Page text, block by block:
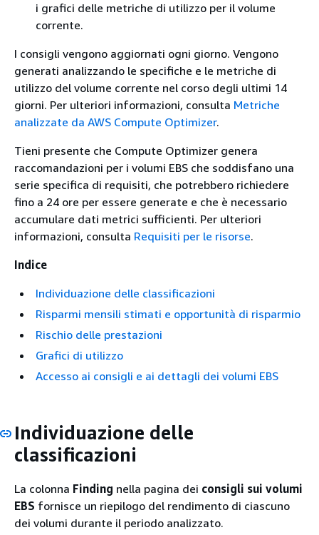
i grafici delle metriche di utilizzo per il volume
corrente.
I consigli vengono aggiornati ogni giorno. Vengono
generati analizzando le specifiche e le metriche di
utilizzo del volume corrente nel corso degli ultimi 14
giorni. Per ulteriori informazioni, consulta Metriche
analizzate da AWS Compute Optimizer.
Tieni presente che Compute Optimizer genera
raccomandazioni per i volumi EBS che soddisfano una
serie specifica di requisiti, che potrebbero richiedere
fino a 24 ore per essere generate e che è necessario
accumulare dati metrici sufficienti. Per ulteriori
informazioni, consulta Requisiti per le risorse.
Indice
Individuazione delle classificazioni
Risparmi mensili stimati e opportunità di risparmio
Rischio delle prestazioni
Grafici di utilizzo
Accesso ai consigli e ai dettagli dei volumi EBS
Individuazione delle
classificazioni
La colonna Finding nella pagina dei consigli sui volumi
EBS fornisce un riepilogo del rendimento di ciascuno
dei volumi durante il periodo analizzato.